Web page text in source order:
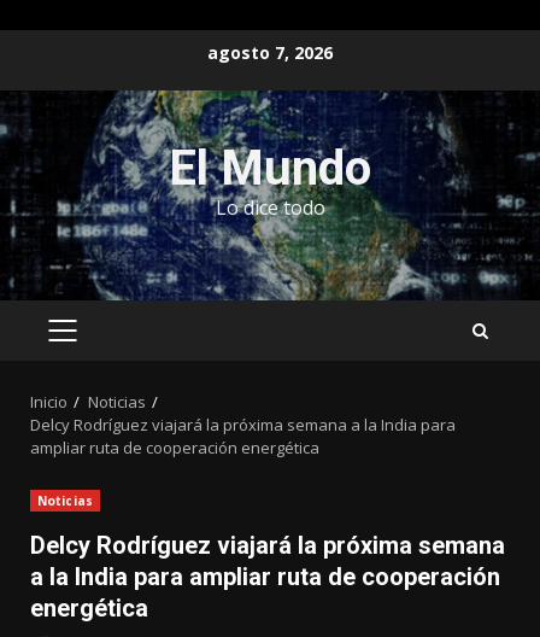
contenido
agosto 7, 2026
El Mundo
Lo dice todo
MENÚ
Inicio
Noticias
Delcy Rodríguez viajará la próxima semana a la India para
ampliar ruta de cooperación energética
Noticias
Delcy Rodríguez viajará la próxima semana
a la India para ampliar ruta de cooperación
energética